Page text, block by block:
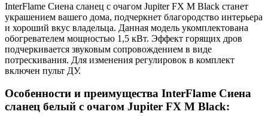
InterFlame Сиена сланец с очагом Jupiter FX M Black станет
украшением вашего дома, подчеркнет благородство интерьера
и хороший вкус владельца. Данная модель укомплектована
обогревателем мощностью 1,5 кВт. Эффект горящих дров
подчеркивается звуковым сопровождением в виде
потрескивания. Для изменения регулировок в комплект
включен пульт ДУ.
Особенности и преимущества InterFlame Сиена
сланец белый с очагом Jupiter FX M Black: